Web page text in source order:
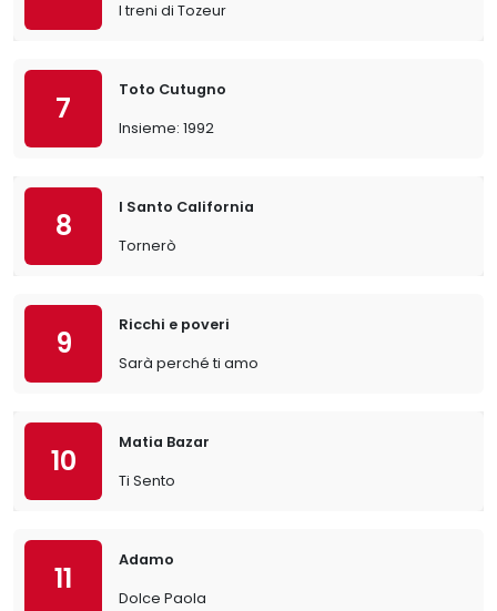
I treni di Tozeur
7
Toto Cutugno
Insieme: 1992
8
I Santo California
Tornerò
9
Ricchi e poveri
Sarà perché ti amo
10
Matia Bazar
Ti Sento
11
Adamo
Dolce Paola